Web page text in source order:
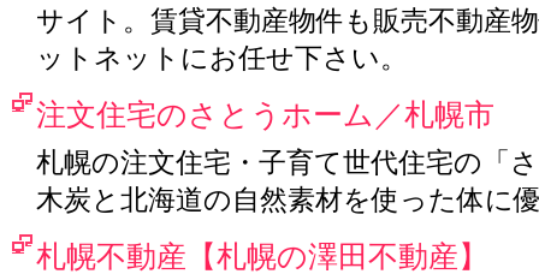
サイト。賃貸不動産物件も販売不動産
ットネットにお任せ下さい。
注文住宅のさとうホーム／札幌市
札幌の注文住宅・子育て世代住宅の「
木炭と北海道の自然素材を使った体に
札幌不動産【札幌の澤田不動産】